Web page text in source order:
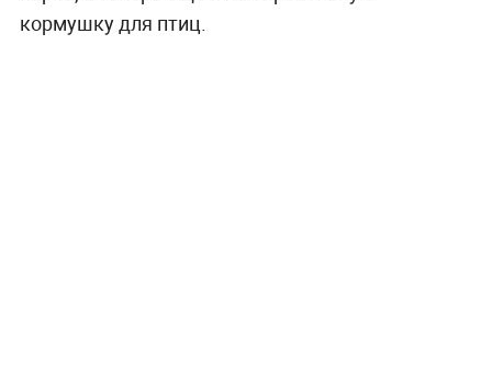
кормушку для птиц.